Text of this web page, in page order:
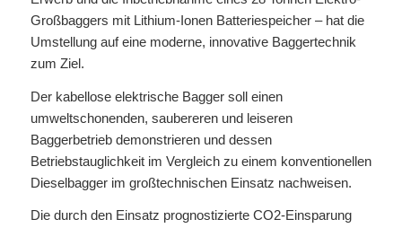
Großbaggers mit Lithium-Ionen Batteriespeicher – hat die
Umstellung auf eine moderne, innovative Baggertechnik
zum Ziel.
Der kabellose elektrische Bagger soll einen
umweltschonenden, saubereren und leiseren
Baggerbetrieb demonstrieren und dessen
Betriebstauglichkeit im Vergleich zu einem konventionellen
Dieselbagger im großtechnischen Einsatz nachweisen.
Die durch den Einsatz prognostizierte CO2-Einsparung